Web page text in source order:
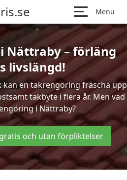
Menu
Nättraby – förläng
livslängd!
en takrengöring fräscha upp
takbyte i flera år. Men vad
i Nättraby?
och utan förpliktelser